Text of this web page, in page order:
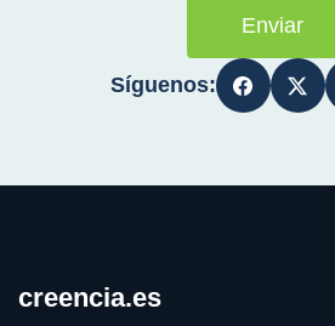
Enviar
Síguenos:
creencia.es